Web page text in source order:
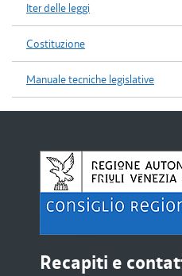
Iter delle leggi
Costituzione
Manuale tecniche legislative
Recapiti e